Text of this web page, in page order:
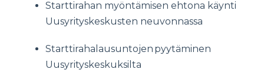
Starttirahan myöntämisen ehtona käynti
Uusyrityskeskusten neuvonnassa
Starttirahalausuntojen pyytäminen
Uusyrityskeskuksilta